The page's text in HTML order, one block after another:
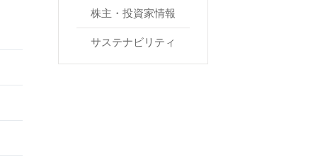
株主・投資家情報
サステナビリティ